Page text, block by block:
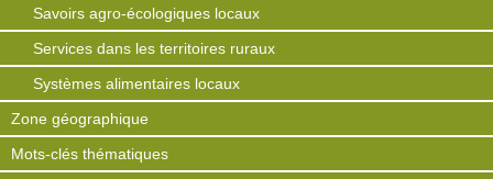
Savoirs agro-écologiques locaux
Services dans les territoires ruraux
Systèmes alimentaires locaux
Zone géographique
Mots-clés thématiques